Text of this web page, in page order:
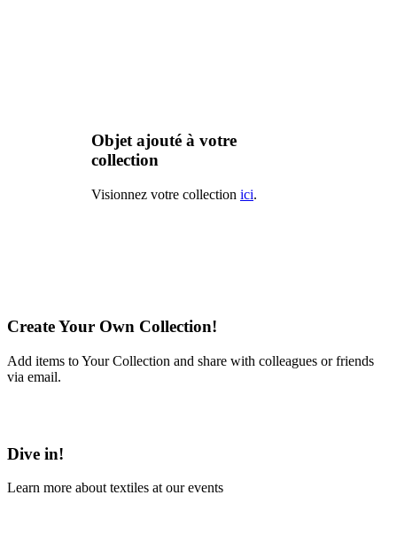
Objet ajouté à votre
collection
Visionnez votre collection ici.
Create Your Own Collection!
Add items to Your Collection and share with colleagues or friends
via email.
Dive in!
Learn more about textiles at our events